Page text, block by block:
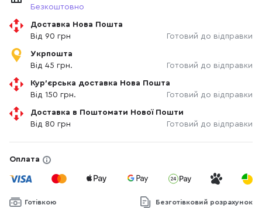
Безкоштовно
Доставка Нова Пошта
Від 90 грн
Готовий до відправки
Укрпошта
Від 45 грн.
Готовий до відправки
Кур'єрська доставка Нова Пошта
Від 150 грн.
Готовий до відправки
Доставка в Поштомати Нової Пошти
Від 80 грн
Готовий до відправки
Оплата
Готівкою Безготівковий розрахунок